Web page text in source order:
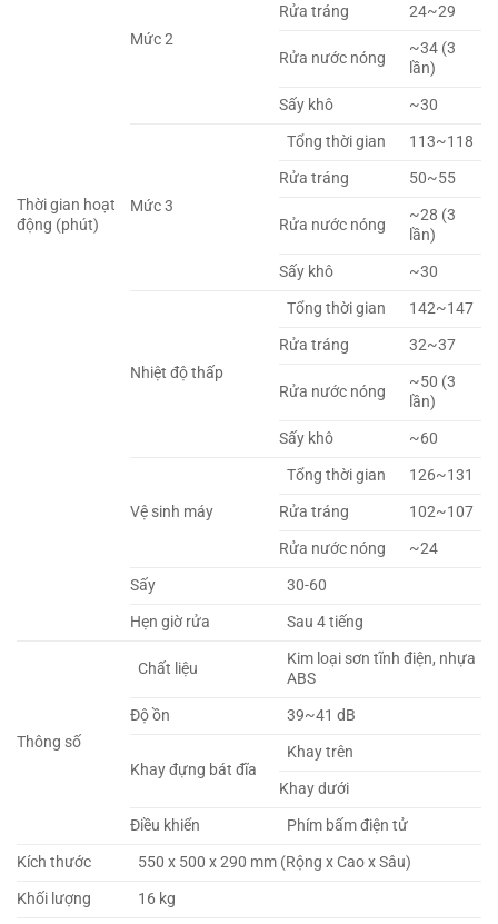
Thời gian hoạt
động (phút)
Mức 2
Rửa tráng 24~29
Rửa nước nóng
~34 (3
lần)
Sấy khô
~30
Mức 3
Tổng thời gian
113~118
Rửa tráng
50~55
Rửa nước nóng
~28 (3
lần)
Sấy khô
~30
Nhiệt độ thấp
Tổng thời gian
142~147
Rửa tráng
32~37
Rửa nước nóng
~50 (3
lần)
Sấy khô
~60
Vệ sinh máy
Tổng thời gian
126~131
Rửa tráng
102~107
Rửa nước nóng
~24
Sấy
30-60
Hẹn giờ rửa
Sau 4 tiếng
Thông số
Chất liệu
Kim loại sơn tĩnh điện, nhựa
ABS
Độ ồn
39~41 dB
Khay đựng bát đĩa
Khay trên
Khay dưới
Điều khiển
Phím bấm điện tử
Kích thước
550 x 500 x 290 mm (Rộng x Cao x Sâu)
Khối lượng
16 kg